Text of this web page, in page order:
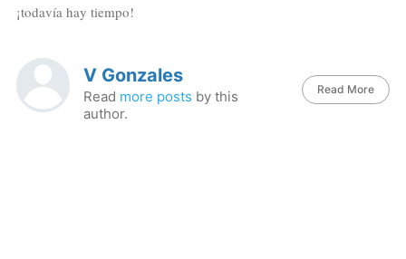
¡todavía hay tiempo!
V Gonzales
Read more posts by this
author.
Read More